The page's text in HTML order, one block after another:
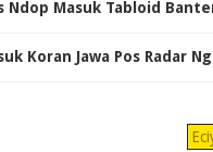
Ndop Masuk Tabloid
Koran Jawa Pos Radar